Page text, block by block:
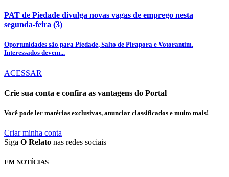
PAT de Piedade divulga novas vagas de emprego nesta
segunda-feira (3)
Oportunidades são para Piedade, Salto de Pirapora e Votorantim.
Interessados devem...
ACESSAR
Crie sua conta e confira as vantagens do Portal
Você pode ler matérias exclusivas, anunciar classificados e muito mais!
Criar minha conta
Siga O Relato nas redes sociais
EM NOTÍCIAS